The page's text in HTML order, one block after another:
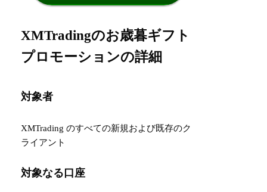
XMTradingのお歳暮ギフト
プロモーションの詳細
対象者
XMTrading のすべての新規および既存のク
ライアント
対象なる口座